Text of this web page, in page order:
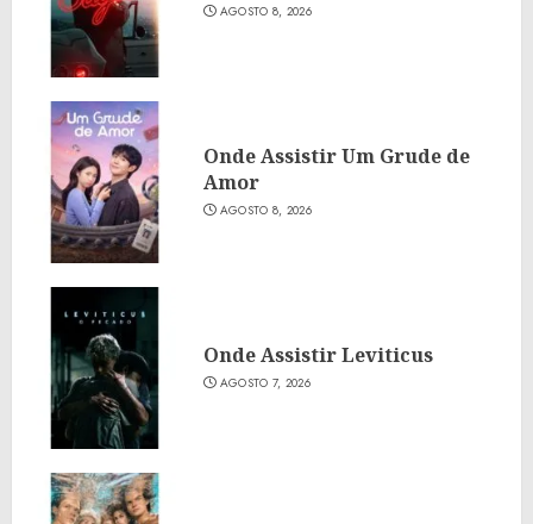
AGOSTO 8, 2026
Onde Assistir Um Grude de
Amor
AGOSTO 8, 2026
Onde Assistir Leviticus
AGOSTO 7, 2026